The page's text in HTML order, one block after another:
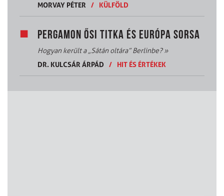
MORVAY PÉTER / KÜLFÖLD
PERGAMON ŐSI TITKA ÉS EURÓPA SORSA
Hogyan került a „Sátán oltára” Berlinbe?»
DR. KULCSÁR ÁRPÁD
/ HIT ÉS ÉRTÉKEK